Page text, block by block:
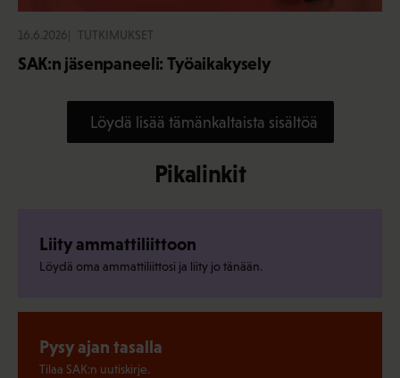
16.6.2026 TUTKIMUKSET
SAK:n jäsenpaneeli: Työaikakysely
Löydä lisää tämänkaltaista sisältöä
Pikalinkit
Liity ammattiliittoon
Löydä oma ammattiliittosi ja liity jo tänään.
Pysy ajan tasalla
Tilaa SAK:n uutiskirje.